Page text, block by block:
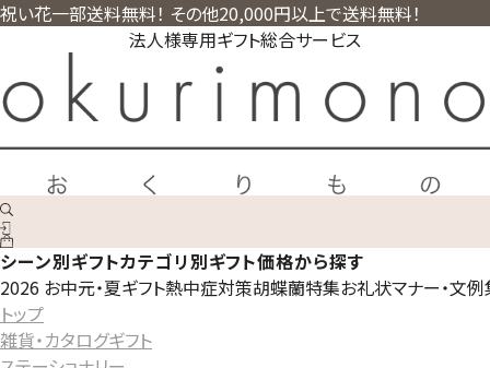
祝い花一部送料無料！ その他20,000円以上で送料無料！
法人様専用ギフト総合サービス
シーン別ギフトカテゴリ別ギフト価格から探す
2026 お中元・夏ギフト熱中症対策胡蝶蘭特集お礼状マナー・文
トップ
雑貨・カタログギフト